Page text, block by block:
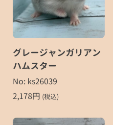
グレージャンガリアン
ハムスター
No: ks26039
2,178円 (税込)